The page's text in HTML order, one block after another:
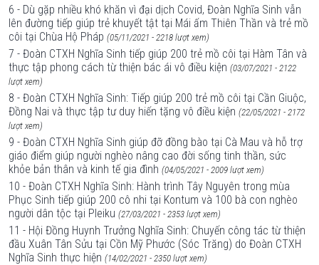
6 - Dù gặp nhiều khó khăn vì đại dịch Covid, Đoàn Nghĩa Sinh vẫn
lên đường tiếp giúp trẻ khuyết tật tại Mái ấm Thiên Thần và trẻ mồ
côi tại Chùa Hộ Pháp (05/11/2021 - 2218 lượt xem)
7 - Đoàn CTXH Nghĩa Sinh tiếp giúp 200 trẻ mồ côi tại Hàm Tân và
thực tập phong cách từ thiện bác ái vô điều kiện (03/07/2021 - 2122
lượt xem)
8 - Đoàn CTXH Nghĩa Sinh: Tiếp giúp 200 trẻ mồ côi tại Cần Giuộc,
Đồng Nai và thực tập tư duy hiến tặng vô điều kiện (22/05/2021 - 2172
lượt xem)
9 - Đoàn CTXH Nghĩa Sinh giúp đỡ đồng bào tại Cà Mau và hỗ trợ
giáo điểm giúp người nghèo nâng cao đời sống tinh thần, sức
khỏe bản thân và kinh tế gia đình (04/05/2021 - 2009 lượt xem)
10 - Đoàn CTXH Nghĩa Sinh: Hành trình Tây Nguyên trong mùa
Phục Sinh tiếp giúp 200 cô nhi tại Kontum và 100 bà con nghèo
người dân tộc tại Pleiku (27/03/2021 - 2353 lượt xem)
11 - Hội Đồng Huynh Trưởng Nghĩa Sinh: Chuyến công tác từ thiện
đầu Xuân Tân Sửu tại Cồn Mỹ Phước (Sóc Trăng) do Đoàn CTXH
Nghĩa Sinh thực hiện (14/02/2021 - 2350 lượt xem)